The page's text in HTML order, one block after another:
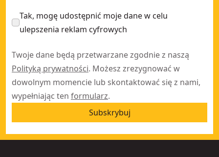
Tak, mogę udostępnić moje dane w celu
ulepszenia reklam cyfrowych
Twoje dane będą przetwarzane zgodnie z naszą
Polityką prywatności. Możesz zrezygnować w
dowolnym momencie lub skontaktować się z nami,
wypełniając ten formularz.
Subskrybuj